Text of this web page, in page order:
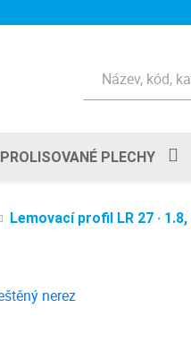
PROLISOVANÉ PLECHY
Lemovací profil LR 27 ·